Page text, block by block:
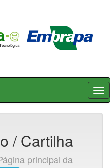
/ Cartilha
principal da